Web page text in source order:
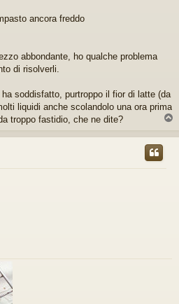
ancora freddo
abbondante, ho qualche problema
di risolverli.
soddisfatto, purtroppo il fior di latte (da
liquidi anche scolandolo una ora prima
troppo fastidio, che ne dite?
p